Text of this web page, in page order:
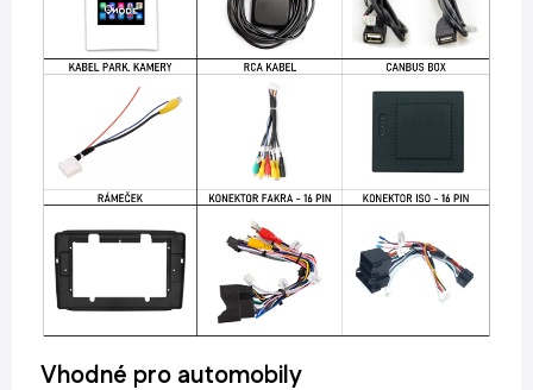
Vhodné pro automobily